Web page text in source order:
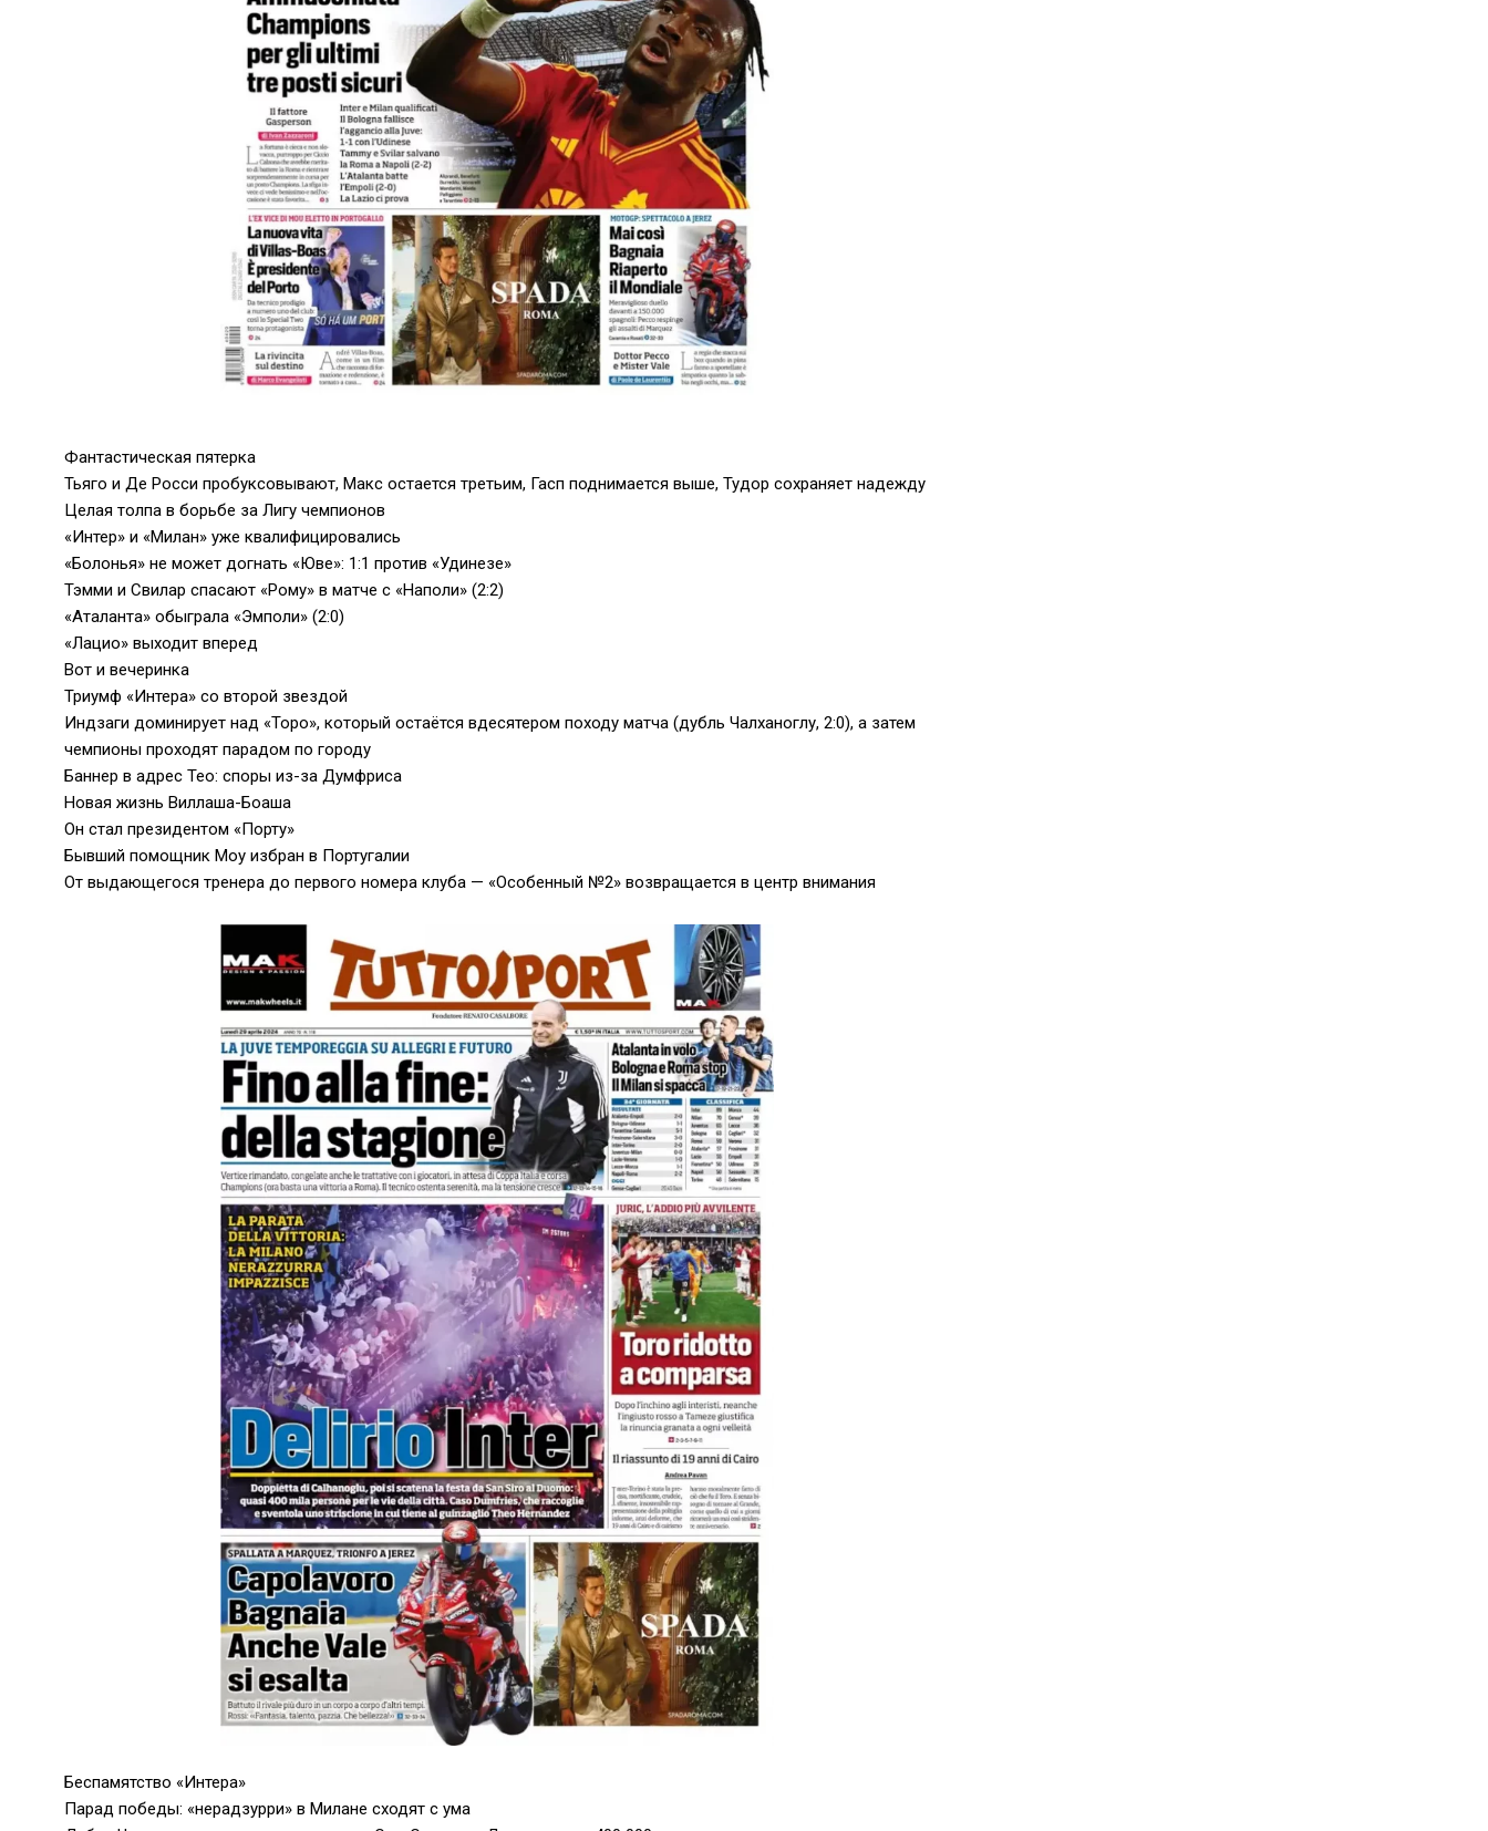
Фантастическая пятерка
Тьяго и Де Росси пробуксовывают, Макс остается третьим, Гасп поднимается выше, Тудор сохраняет надежду
Целая толпа в борьбе за Лигу чемпионов
«Интер» и «Милан» уже квалифицировались
«Болонья» не может догнать «Юве»: 1:1 против «Удинезе»
Тэмми и Свилар спасают «Рому» в матче с «Наполи» (2:2)
«Аталанта» обыграла «Эмполи» (2:0)
«Лацио» выходит вперед
Вот и вечеринка
Триумф «Интера» со второй звездой
Индзаги доминирует над «Торо», который остаётся вдесятером походу матча (дубль Чалханоглу, 2:0), а затем
чемпионы проходят парадом по городу
Баннер в адрес Тео: споры из-за Думфриса
Новая жизнь Виллаша-Боаша
Он стал президентом «Порту»
Бывший помощник Моу избран в Португалии
От выдающегося тренера до первого номера клуба — «Особенный №2» возвращается в центр внимания
Беспамятство «Интера»
Парад победы: «нерадзурри» в Милане сходят с ума